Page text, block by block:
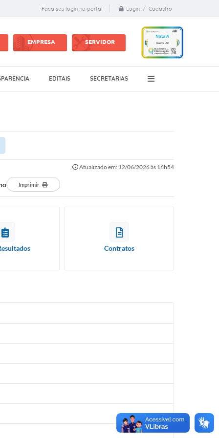
Faça seu login no portal Login / Cadastro
EMPRESA SERVIDOR
EDITAIS SECRETARIAS
Atualizado em: 12/06/2026 às 16h54
Imprimir
Contratos